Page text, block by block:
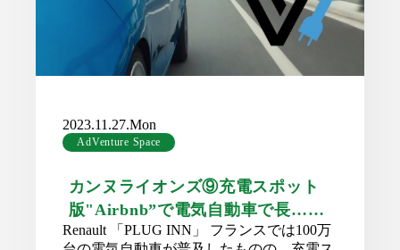
2023.11.27.Mon
AdVenture Space
カンヌライオンズ⑨充電スポット
版"Airbnb”で電気自動車で長……
Renault 「PLUG INN」 フランスでは100万